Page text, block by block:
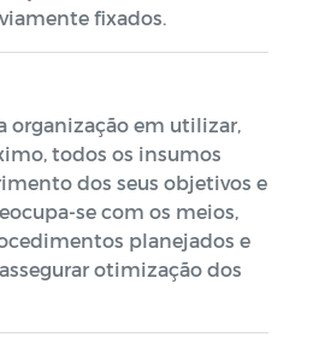
fixados.
organização em utilizar,
todos os insumos
dos seus objetivos e
se com os meios,
planejados e
otimização dos